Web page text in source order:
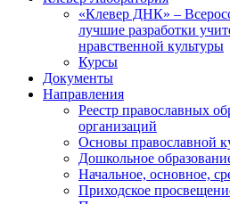
«Клевер ДНК» –
лучшие разработки
нравственной культуры
Курсы
Документы
Направления
Реестр православных
организаций
Основы православной
Дошкольное
Начальное, основное,
Приходское